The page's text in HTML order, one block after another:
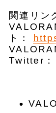
関連リン
ト：
Twitter：